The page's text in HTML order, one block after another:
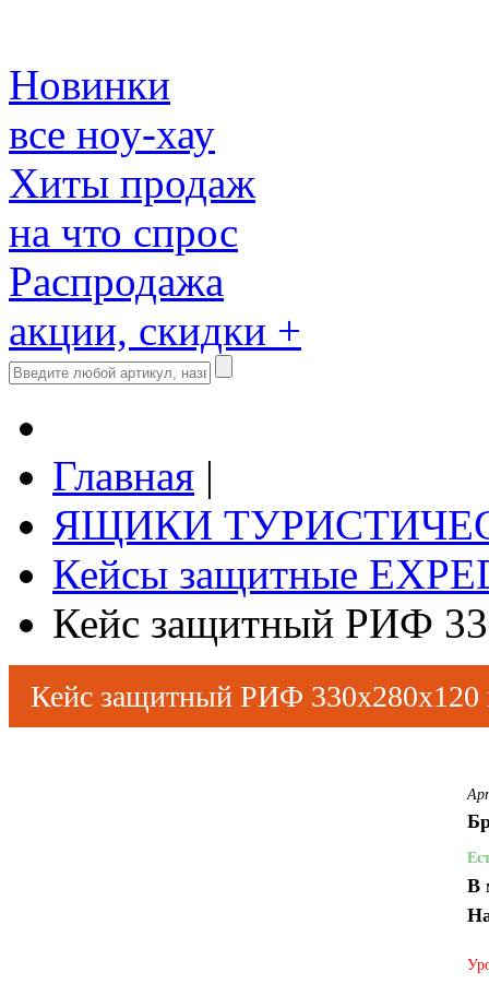
Новинки
все ноу-хау
Хиты продаж
на что спрос
Распродажа
акции, скидки +
Главная |
ЯЩИКИ
Кейсы защитные
Кейс защитный РИФ
Кейс защитный РИФ
В